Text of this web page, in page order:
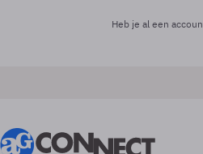
Heb je al een